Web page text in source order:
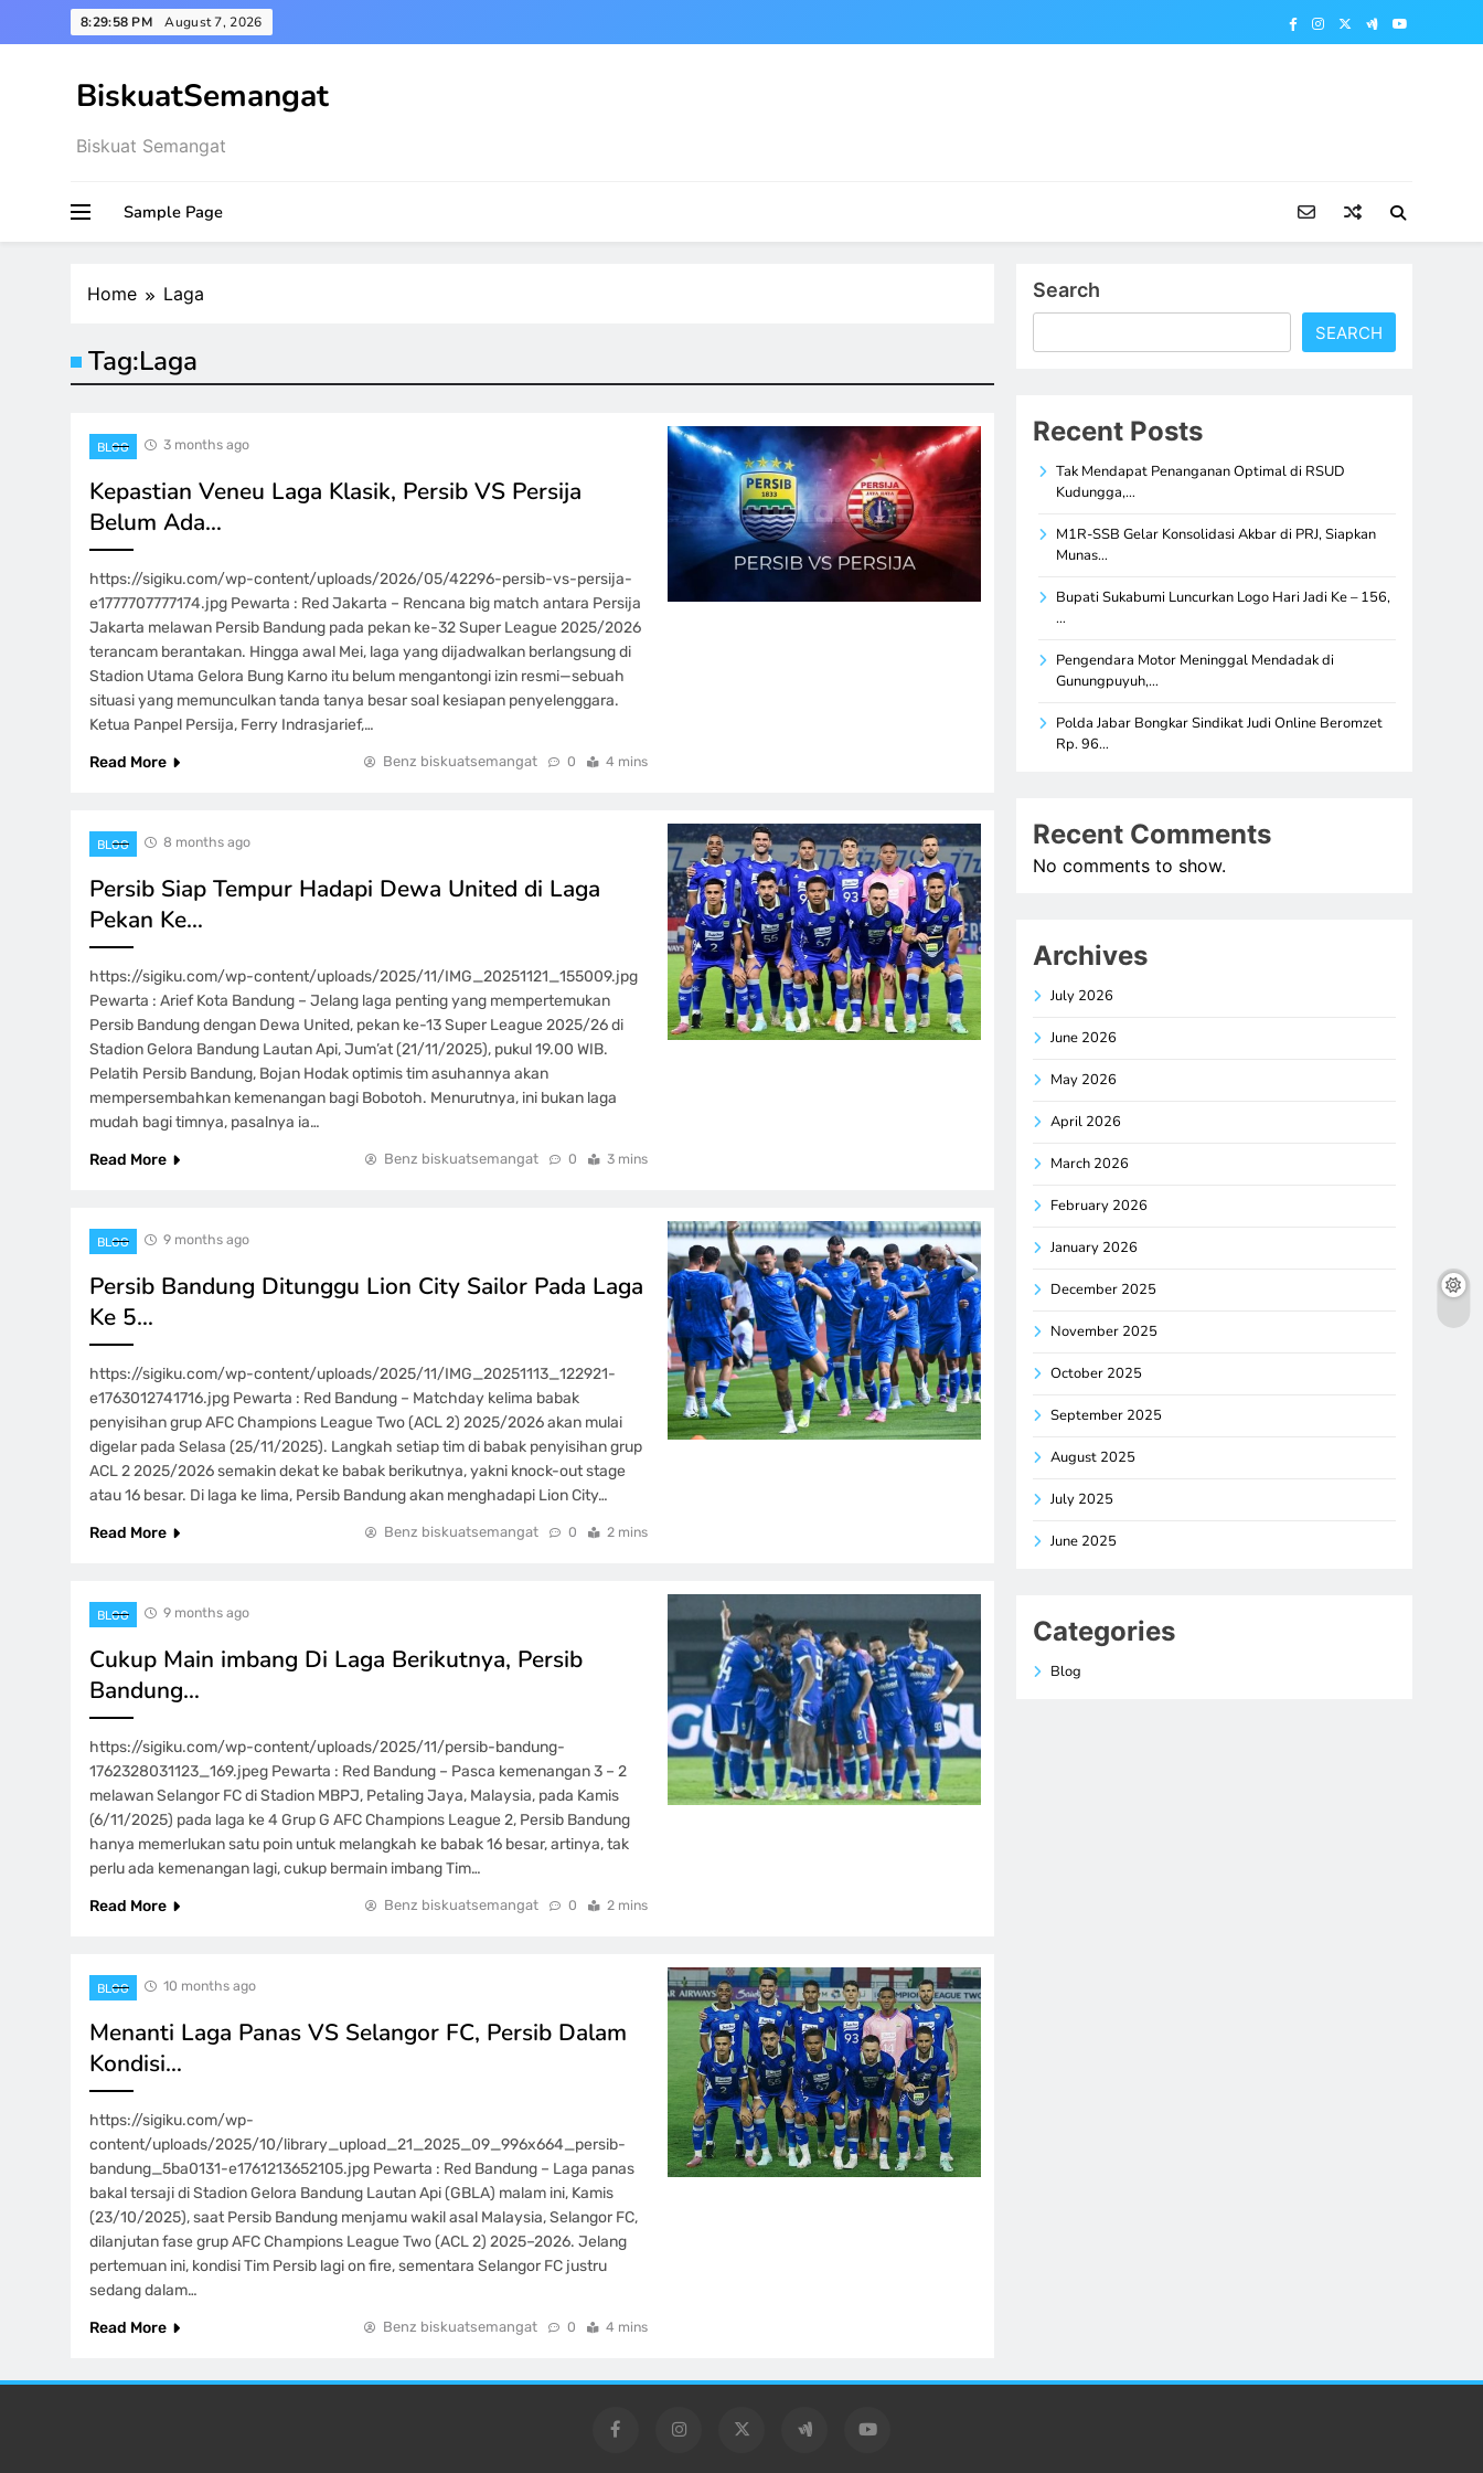
to
8:29:59 PM August 7, 2026
BiskuatSemangat
Biskuat Semangat
Sample Page
Home Laga
Tag:Laga
BLOG 3 months ago
Kepastian Veneu Laga Klasik, Persib VS Persija
Belum Ada…
https://sigiku.com/wp-content/uploads/2026/05/42296-persib-vs-persija-
e1777707777174.jpg Pewarta : Red Jakarta – Rencana big match antara Persija
Jakarta melawan Persib Bandung pada pekan ke-32 Super League 2025/2026
terancam berantakan. Hingga awal Mei, laga yang dijadwalkan berlangsung di
Stadion Utama Gelora Bung Karno itu belum mengantongi izin resmi—sebuah
situasi yang memunculkan tanda tanya besar soal kesiapan penyelenggara.
Ketua Panpel Persija, Ferry Indrasjarief,…
Read More
Benz biskuatsemangat 0 4 mins
BLOG 8 months ago
Persib Siap Tempur Hadapi Dewa United di Laga
Pekan Ke…
https://sigiku.com/wp-content/uploads/2025/11/IMG_20251121_155009.jpg
Pewarta : Arief Kota Bandung – Jelang laga penting yang mempertemukan
Persib Bandung dengan Dewa United, pekan ke-13 Super League 2025/26 di
Stadion Gelora Bandung Lautan Api, Jum’at (21/11/2025), pukul 19.00 WIB.
Pelatih Persib Bandung, Bojan Hodak optimis tim asuhannya akan
mempersembahkan kemenangan bagi Bobotoh. Menurutnya, ini bukan laga
mudah bagi timnya, pasalnya ia…
Read More
Benz biskuatsemangat 0 3 mins
BLOG 9 months ago
Persib Bandung Ditunggu Lion City Sailor Pada Laga
Ke 5…
https://sigiku.com/wp-content/uploads/2025/11/IMG_20251113_122921-
e1763012741716.jpg Pewarta : Red Bandung – Matchday kelima babak
penyisihan grup AFC Champions League Two (ACL 2) 2025/2026 akan mulai
digelar pada Selasa (25/11/2025). Langkah setiap tim di babak penyisihan grup
ACL 2 2025/2026 semakin dekat ke babak berikutnya, yakni knock-out stage
atau 16 besar. Di laga ke lima, Persib Bandung akan menghadapi Lion City…
Read More
Benz biskuatsemangat 0 2 mins
BLOG 9 months ago
Cukup Main imbang Di Laga Berikutnya, Persib
Bandung…
https://sigiku.com/wp-content/uploads/2025/11/persib-bandung-
1762328031123_169.jpeg Pewarta : Red Bandung – Pasca kemenangan 3 – 2
melawan Selangor FC di Stadion MBPJ, Petaling Jaya, Malaysia, pada Kamis
(6/11/2025) pada laga ke 4 Grup G AFC Champions League 2, Persib Bandung
hanya memerlukan satu poin untuk melangkah ke babak 16 besar, artinya, tak
perlu ada kemenangan lagi, cukup bermain imbang Tim…
Read More
Benz biskuatsemangat 0 2 mins
BLOG 10 months ago
Menanti Laga Panas VS Selangor FC, Persib Dalam
Kondisi…
https://sigiku.com/wp-
content/uploads/2025/10/library_upload_21_2025_09_996x664_persib-
bandung_5ba0131-e1761213652105.jpg Pewarta : Red Bandung – Laga panas
bakal tersaji di Stadion Gelora Bandung Lautan Api (GBLA) malam ini, Kamis
(23/10/2025), saat Persib Bandung menjamu wakil asal Malaysia, Selangor FC,
dilanjutan fase grup AFC Champions League Two (ACL 2) 2025–2026. Jelang
pertemuan ini, kondisi Tim Persib lagi on fire, sementara Selangor FC justru
sedang dalam…
Read More
Benz biskuatsemangat 0 4 mins
Search
SEARCH
Recent Posts
Tak Mendapat Penanganan Optimal di RSUD
Kudungga,…
M1R-SSB Gelar Konsolidasi Akbar di PRJ, Siapkan
Munas…
Bupati Sukabumi Luncurkan Logo Hari Jadi Ke – 156,
…
Pengendara Motor Meninggal Mendadak di
Gunungpuyuh,…
Polda Jabar Bongkar Sindikat Judi Online Beromzet
Rp. 96…
Recent Comments
No comments to show.
Archives
July 2026
June 2026
May 2026
April 2026
March 2026
February 2026
January 2026
December 2025
November 2025
October 2025
September 2025
August 2025
July 2025
June 2025
Categories
Blog